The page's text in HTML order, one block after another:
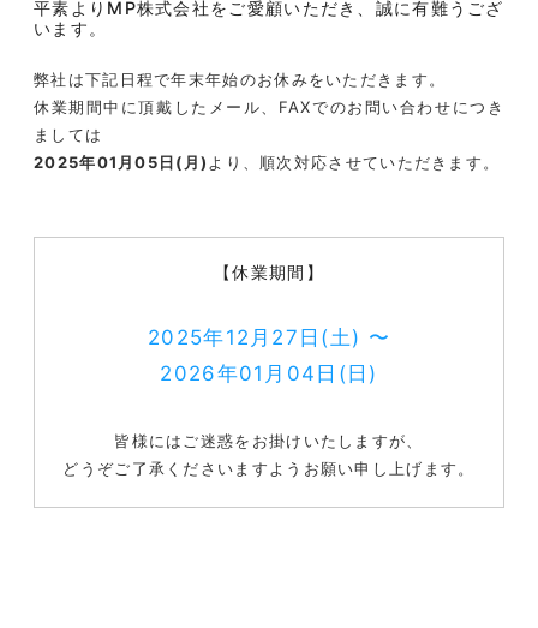
平素よりMP株式会社をご愛顧いただき、誠に有難うござ
います。
弊社は下記日程で年末年始のお休みをいただきます。
休業期間中に頂戴したメール、FAXでのお問い合わせにつき
ましては
2025年01月05日(月) より、順次対応させていただきます。
【休業期間】
2025年12月27日(土) 〜
2026年01月04日(日)
皆様にはご迷惑をお掛けいたしますが、
どうぞご了承くださいますようお願い申し上げます。